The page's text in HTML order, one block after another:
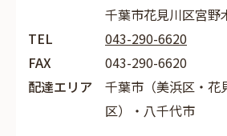
千葉市花見川区宮野
TEL
043-290-6620
FAX
043-290-6620
配達エリア
千葉市（美浜区・花
区）・八千代市